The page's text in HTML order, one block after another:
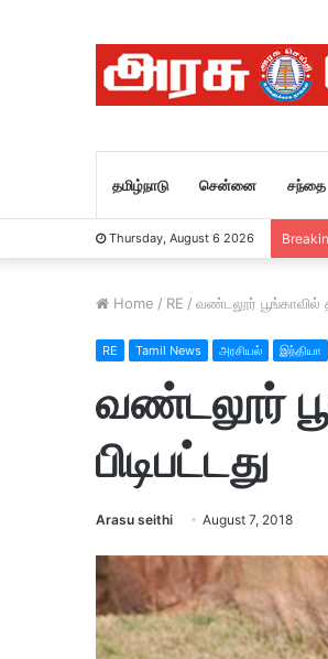
தமிழ்நாடு சென்னை சந்தை
Thursday, August 6 2026
Home / RE / வண்டலூர் பூங்காவில்
RE Tamil News அரசியல் இந்தியா
வண்டலூர்
பிடிபட்டது
Arasu seithi August 7, 2018